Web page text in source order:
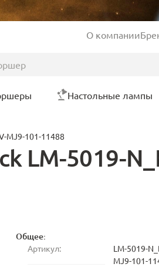
О компании
Настольные лампы
MJ9-101-11488
LM-5019-
Общее:
Артикул:
LM-5019-
MJ9-101-